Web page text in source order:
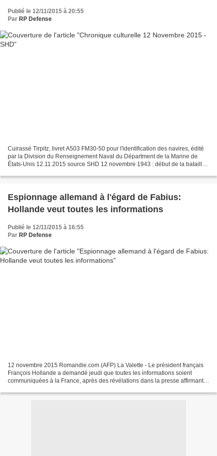
Publié le 12/11/2015 à 20:55
Par RP Defense
Cuirassé Tirpitz, livret A503 FM30-50 pour l'identification des navires, édité
par la Division du Renseignement Naval du Départment de la Marine de
États-Unis 12.11.2015 source SHD 12 novembre 1943 : début de la bataille
Espionnage allemand à l'égard de Fabius:
Hollande veut toutes les informations
Publié le 12/11/2015 à 16:55
Par RP Defense
12 novembre 2015 Romandie.com (AFP) La Valette - Le président français
François Hollande a demandé jeudi que toutes les informations soient
communiquées à la France, après des révélations dans la presse affirmant